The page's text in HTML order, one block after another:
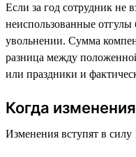
Если за год сотрудник не
неиспользованные
увольнении. Сумма
разница между
или праздники и
Когда
Изменения вступят в силу